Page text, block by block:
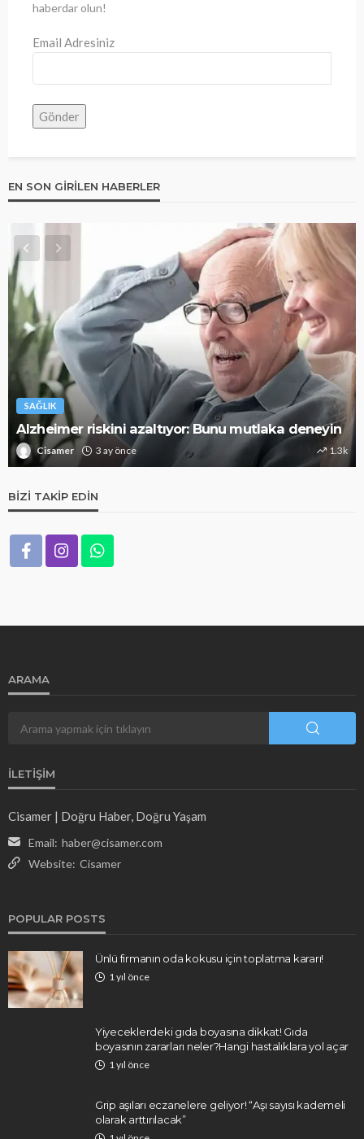
haberdar olun!
Email Adresiniz
EN SON GIRILEN HABERLER
SAĞLIK
Alzheimer riskini azaltıyor: Bunu mutlaka deneyin
Cisamer 3 ay önce 1.3k
BIZI TAKIP EDIN
ARAMA
İLETIŞIM
Cisamer | Doğru Haber, Doğru Yaşam
Email: haber@cisamer.com
Website: Cisamer
POPULAR POSTS
Ünlü firmanın oda kokusu için toplatma kararı!
1 yıl önce
Yiyeceklerdeki gıda boyasına dikkat! Gıda
boyasının zararları neler?Hangi hastalıklara yol açar
1 yıl önce
Grip aşıları eczanelere geliyor! “Aşı sayısı kademeli
olarak arttırılacak”